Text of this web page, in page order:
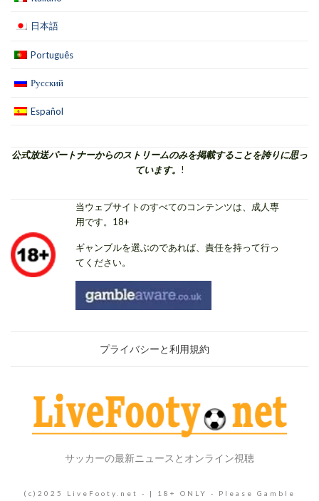
日本語
Português
Русский
Español
公式放送パートナーからのストリームのみを掲載することを誇りに思っ
ています。 !
当ウェブサイトのすべてのコンテンツは、成人専
用です。18+
ギャンブルを選ぶのであれば、責任を持って行っ
てください。
プライバシーと利用規約
サッカーの最新ニュースとオンライン視聴
(c)2025 LiveFooty.net - | 18+ ONLY - Please Gamble